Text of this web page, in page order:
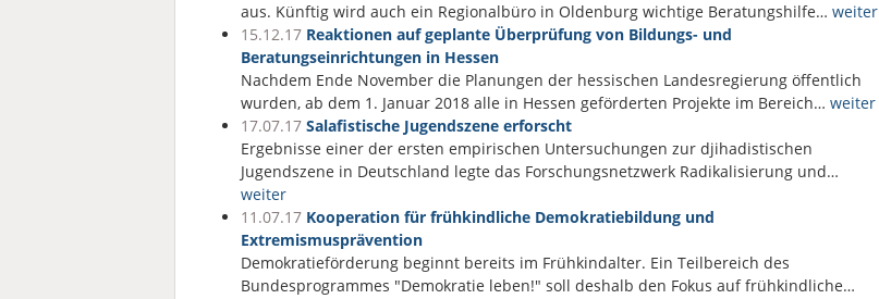
aus. Künftig wird auch ein Regionalbüro in Oldenburg wichtige Beratungshilfe… weiter
15.12.17 Reaktionen auf geplante Überprüfung von Bildungs- und
Beratungseinrichtungen in Hessen
Nachdem Ende November die Planungen der hessischen Landesregierung öffentlich
wurden, ab dem 1. Januar 2018 alle in Hessen geförderten Projekte im Bereich… weiter
17.07.17 Salafistische Jugendszene erforscht
Ergebnisse einer der ersten empirischen Untersuchungen zur djihadistischen
Jugendszene in Deutschland legte das Forschungsnetzwerk Radikalisierung und…
weiter
11.07.17 Kooperation für frühkindliche Demokratiebildung und
Extremismusprävention
Demokratieförderung beginnt bereits im Frühkindalter. Ein Teilbereich des
Bundesprogrammes "Demokratie leben!" soll deshalb den Fokus auf frühkindliche…